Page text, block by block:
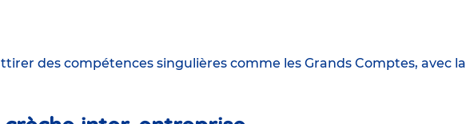
des compétences singulières comme les Grands Comptes, avec la